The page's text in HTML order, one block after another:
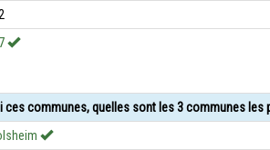
ces communes, quelles sont les 3 communes les